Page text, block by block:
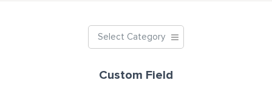
Select Category
Custom Field